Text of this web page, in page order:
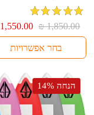
מדורג5 מתוך
5
₪1,850.00
המחיר
המקורי
היה:
₪ 1,850.00.
1,550.00
בחר אפשרויות
מספר
ניתן
את
האפשרויות
בעמוד
המוצר
הנחה 14%